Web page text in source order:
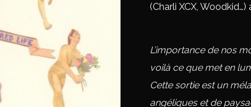
(Charli XCX,
L’importance de nos
voilà ce que met en
Cette sortie est un
angéliques et de